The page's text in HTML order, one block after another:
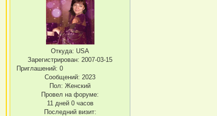
Откуда: USA
Зарегистрирован: 2007-03-15
Приглашений: 0
Сообщений: 2023
Пол: Женский
Провел на форуме:
11 дней 0 часов
Последний визит: